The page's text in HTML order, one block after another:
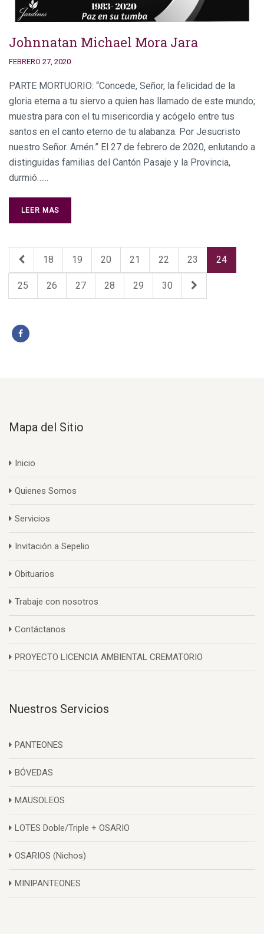
Johnnatan Michael Mora Jara
FEBRERO 27, 2020
PARTE MORTUORIO: “Concede, Señor, la felicidad de la
gloria eterna a tu siervo a quien has llamado de este mundo;
muestra para con el tu misericordia y acógelo entre tus
santos en el canto eterno de tu alabanza. Por Jesucristo
nuestro Señor. Amén.” El 27 de febrero de 2020, enlutando a
distinguidas familias del Cantón Pasaje y la Provincia,
durmió…...
LEER MAS
18 19 20 21 22 23 24
25 26 27 28 29 30
Mapa del Sitio
Inicio
Quienes Somos
Servicios
Invitación a Sepelio
Obituarios
Trabaje con nosotros
Contáctanos
PROYECTO LICENCIA AMBIENTAL CREMATORIO
Nuestros Servicios
PANTEONES
BÓVEDAS
MAUSOLEOS
LOTES Doble/Triple + OSARIO
OSARIOS (Nichos)
MINIPANTEONES